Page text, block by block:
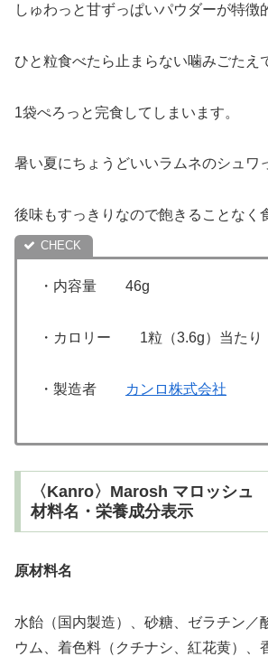
しゅわっと甘ずっぱいパウダーが特徴
ひと粒食べたら止まらない噛みごたえ
1袋ぺろっと完食してしまいます。
暑い夏にちょうどいいラムネのシュワ
後味もすっきりなので飽きることなく
・内容量 46g
・カロリー 1粒（3.6g）当た
・製造者 カンロ株式会社
〈Kanro〉Marosh マロッシ
材料名・栄養成分表示
原材料名
水飴（国内製造）、砂糖、ゼラチン／
ウム、着色料（クチナシ、紅花黄）、